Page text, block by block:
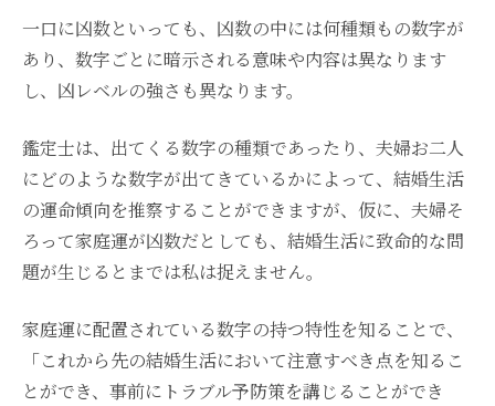
一口に凶数といっても、凶数の中には何種類もの数字が
あり、数字ごとに暗示される意味や内容は異なります
し、凶レベルの強さも異なります。
鑑定士は、出てくる数字の種類であったり、夫婦お二人
にどのような数字が出てきているかによって、結婚生活
の運命傾向を推察することができますが、仮に、夫婦そ
ろって家庭運が凶数だとしても、結婚生活に致命的な問
題が生じるとまでは私は捉えません。
家庭運に配置されている数字の持つ特性を知ることで、
「これから先の結婚生活において注意すべき点を知るこ
とができ、事前にトラブル予防策を講じることができ